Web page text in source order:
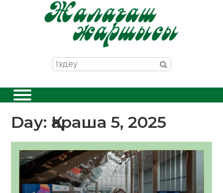
Day: Қараша 5, 2025